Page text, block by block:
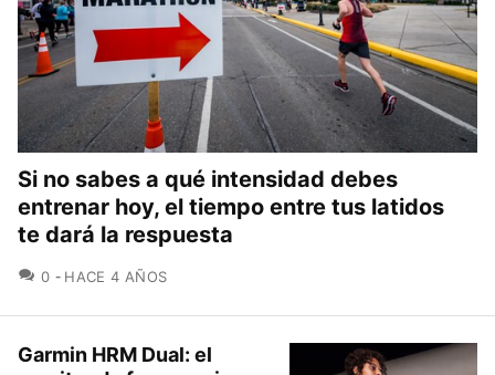
Si no sabes a qué intensidad debes
entrenar hoy, el tiempo entre tus latidos
te dará la respuesta
0 COMENTARIOS
HACE 4 AÑOS
Garmin HRM Dual: el